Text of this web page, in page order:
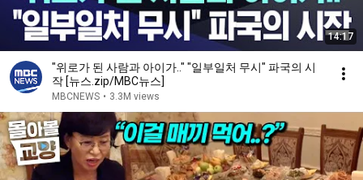
14:17
"위로가 된 사람과 아이가.." "일부일처 무시" 파국의 시
작 [뉴스.zip/MBC뉴스]
MBCNEWS • 3.3M views